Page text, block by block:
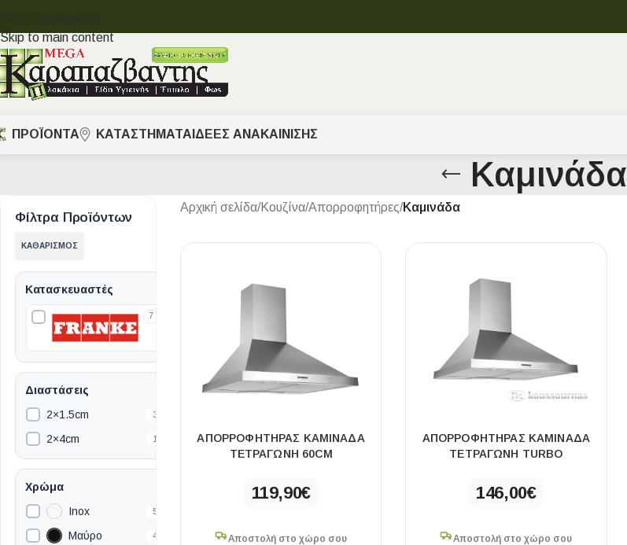
Skip to navigation
Skip to main content
ΠΡΟΪΟΝΤΑ ΚΑΤΑΣΤΗΜΑΤΑ ΙΔΈΕΣ ΑΝΑΚΑΊΝΙΣΗΣ
Καμινάδα
Φίλτρα Προϊόντων
ΚΑΘΑΡΙΣΜΌΣ
Κατασκευαστές
7
Χρώμα
Inox
5
Μαύρο 4
Διαστάσεις
2×1.5cm
3
2×4cm 1
Αρχική σελίδα/Κουζίνα/Απορροφητήρες/Καμινάδα
ΑΠΟΡΡΟΦΗΤΉΡΑΣ ΚΑΜΙΝΑΔΑ
ΤΕΤΡΑΓΩΝΗ 60CM
119,90€
Αποστολή στο χώρο σου
ΑΠΟΡΡΟΦΗΤΉΡΑΣ ΚΑΜΙΝΑΔΑ
ΤΕΤΡΑΓΩΝΗ TURBO
146,00€
Αποστολή στο χώρο σου